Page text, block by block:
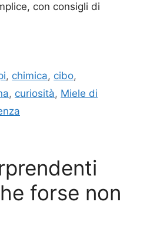
con consigli di
, chimica, cibo,
, curiosità, Miele di
forse non